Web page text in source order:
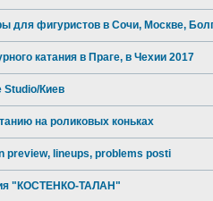
фигуристов в Сочи, Москве,
катания в Праге, в Чехии 2017
Studio/Киев
на роликовых коньках
preview, lineups, problems posti
"КОСТЕНКО-ТАЛАН"